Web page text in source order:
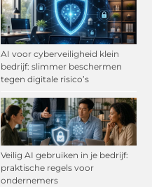
AI voor cyberveiligheid klein
bedrijf: slimmer beschermen
tegen digitale risico’s
Veilig AI gebruiken in je bedrijf:
praktische regels voor
ondernemers